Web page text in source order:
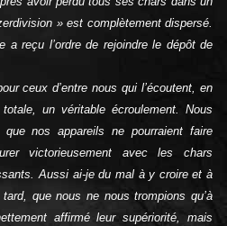
» est complètement dispersé.
a reçu l’ordre de rejoindre le dépôt de
ceux d’entre nous qui l’écoutent, en
un véritable écroulement. Nous
nos appareils ne pourraient faire
victorieusement avec les chars
Aussi ai-je du mal à y croire et à
que nous ne nous trompions qu’à
affirmé leur supériorité, mais